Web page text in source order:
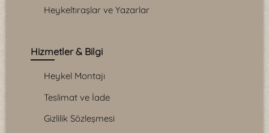
Heykeltıraşlar ve Yazarlar
Hizmetler & Bilgi
Heykel Montajı
Teslimat ve İade
Gizlilik Sözleşmesi